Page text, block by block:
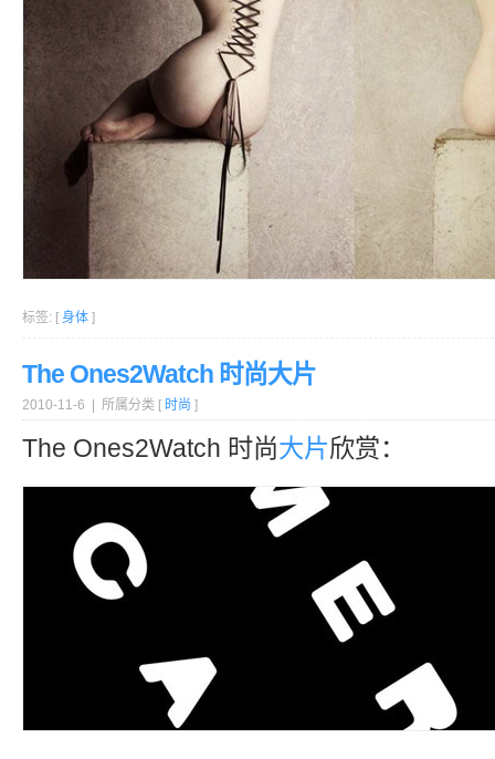
标签: [ 身体 ]
The Ones2Watch 时尚大片
2010-11-6 | 所属分类 [ 时尚 ]
The Ones2Watch 时尚大片欣赏：